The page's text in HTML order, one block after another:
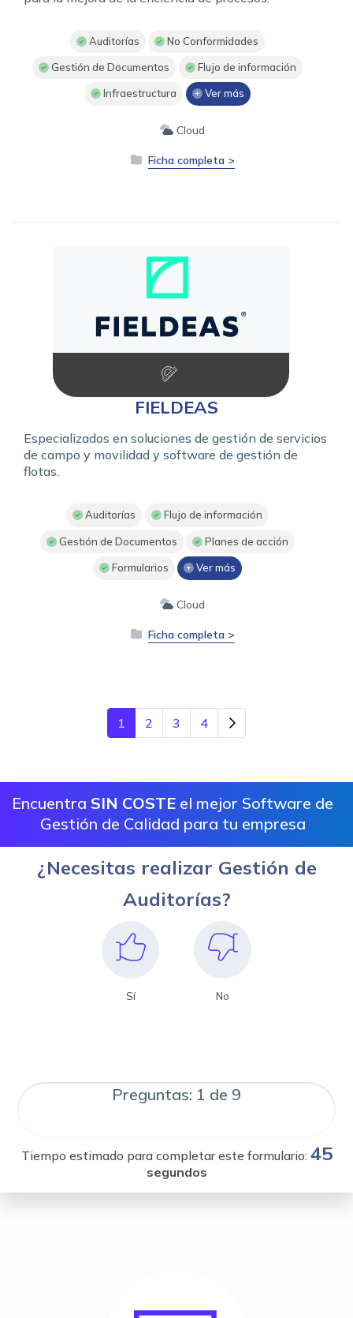
Auditorías No Conformidades
Gestión de Documentos Flujo de información
Infraestructura Ver más
Cloud
Ficha completa >
FIELDEAS
Especializados en soluciones de gestión de servicios
de campo y movilidad y software de gestión de
flotas.
Auditorías Flujo de información
Gestión de Documentos Planes de acción
Formularios Ver más
Cloud
Ficha completa >
1 2 3 4
Encuentra SIN COSTE el mejor Software de
Gestión de Calidad para tu empresa
¿Necesitas realizar Gestión de
Auditorías?
Sí No
Preguntas: 1 de 9
Tiempo estimado para completar este formulario: 45
segundos